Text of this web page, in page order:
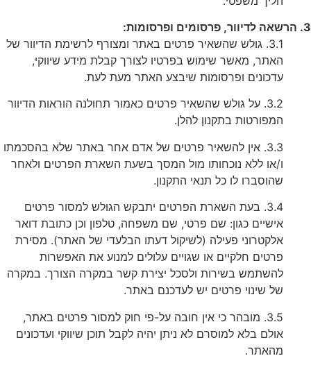
ופרסומות:
3.1. גולש שהשאיר פרטים באתר ומצורף לרשימת הדיוור של
האתר, מאשר שימוש בפרטיו לצורך קבלת מידע שיווקי,
עדכונים ופרסומות שיבצע האתר מעת לעת.
3.2. על גולש שהשאיר פרטים כאמור תחולנה הוראות הדיוור
המפורטות בתקנון להלן.
3.3. אין להשאיר פרטים של אדם אחר באתר שלא בהסכמתו
ו/או ללא נוכחותו מול המסך בשעת השארת הפרטים ולאחר
שהוסברו לו כל תנאי התקנון.
3.4. בעת השארת הפרטים יתבקש הגולש למסור פרטים
אישיים כגון: שם פרטי, שם משפחה, טלפון וכן כתובת דואר
אלקטרוני פעילה (לשיקול דעתו הבלעדי של האתר). מסירת
פרטים חלקיים או שגויים עלולים למנוע את האפשרות
להשתמש בשירות ולסכל יצירת קשר במקרה הצורך. במקרה
של שינוי פרטים יש לעדכנם באתר.
3.5. מובהר כי אין חובה על-פי חוק למסור פרטים באתר,
אולם בלא למוסרם לא ניתן יהיה לקבל תוכן שיווקי ועדכונים
מהאתר.